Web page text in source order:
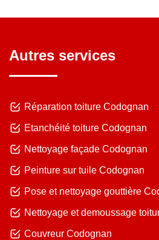
Autres services
Réparation toiture Codognan
Etanchéité toiture Codognan
Nettoyage façade Codognan
Peinture sur tuile Codognan
Pose et nettoyage gouttière
Nettoyage et demoussage
Couvreur Codognan